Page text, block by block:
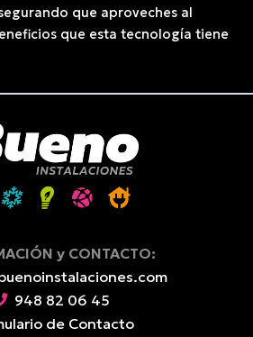
que aproveches al
que esta tecnología tiene
y CONTACTO:
948 82 06 45
de Contacto